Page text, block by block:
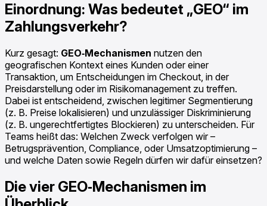
Einordnung: Was bedeutet „GEO“ im
Zahlungsverkehr?
Kurz gesagt: GEO‑Mechanismen nutzen den
geografischen Kontext eines Kunden oder einer
Transaktion, um Entscheidungen im Checkout, in der
Preisdarstellung oder im Risikomanagement zu treffen.
Dabei ist entscheidend, zwischen legitimer Segmentierung
(z. B. Preise lokalisieren) und unzulässiger Diskriminierung
(z. B. ungerechtfertigtes Blockieren) zu unterscheiden. Für
Teams heißt das: Welchen Zweck verfolgen wir –
Betrugsprävention, Compliance, oder Umsatzoptimierung –
und welche Daten sowie Regeln dürfen wir dafür einsetzen?
Die vier GEO‑Mechanismen im